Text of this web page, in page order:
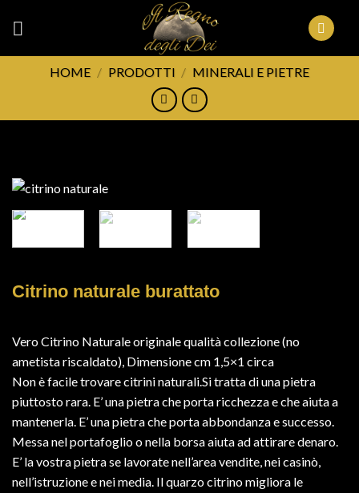
HOME / PRODOTTI / MINERALI E PIETRE
Citrino naturale burattato
Vero Citrino Naturale originale qualità collezione (no
ametista riscaldato), Dimensione cm 1,5×1 circa
Non è facile trovare citrini naturali.Si tratta di una pietra
piuttosto rara. E’ una pietra che porta ricchezza e che aiuta a
mantenerla. E’ una pietra che porta abbondanza e successo.
Messa nel portafoglio o nella borsa aiuta ad attirare denaro.
E’ la vostra pietra se lavorate nell’area vendite, nei casinò,
nell’istruzione e nei media. Il quarzo citrino migliora le